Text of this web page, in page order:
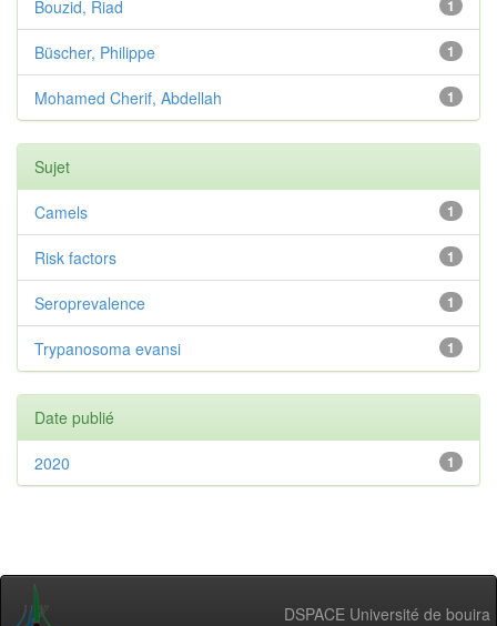
1
Bouzid, Riad
1
Büscher, Philippe
1
Mohamed Cherif, Abdellah
Sujet
1
Camels
1
Risk factors
1
Seroprevalence
1
Trypanosoma evansi
Date publié
1
2020
DSPACE Université de bouira